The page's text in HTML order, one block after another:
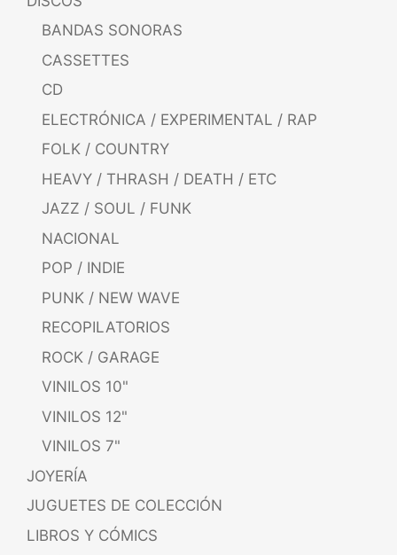
BANDAS SONORAS
CASSETTES
CD
ELECTRÓNICA / EXPERIMENTAL / RAP
FOLK / COUNTRY
HEAVY / THRASH / DEATH / ETC
JAZZ / SOUL / FUNK
NACIONAL
POP / INDIE
PUNK / NEW WAVE
RECOPILATORIOS
ROCK / GARAGE
VINILOS 10"
VINILOS 12"
VINILOS 7"
JOYERÍA
JUGUETES DE COLECCIÓN
LIBROS Y CÓMICS